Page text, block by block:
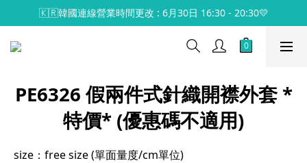
🇰🇷韓國連線營業時間更改 : 6月30日 16:30 - 20:30💛
PE6326 假兩件式針織開襟外套 *
特價* (優惠碼不適用)
size：free size (單面量度/cm單位)